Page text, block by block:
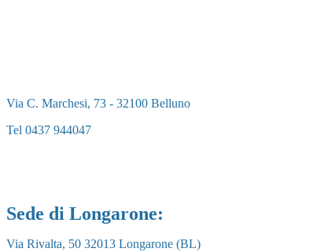
Via C. Marchesi, 73 - 32100 Belluno
Tel 0437 944047
Sede di Longarone:
Via Rivalta, 50 32013 Longarone (BL)